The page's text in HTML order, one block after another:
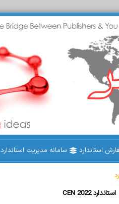
استاندارد سامانه مدیریت استاندارد
CEN 2022 استاندارد